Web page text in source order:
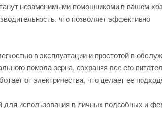
незаменимыми помощникоми в вашем
что позволяет эффективно
в эксплуатации и простотой в
помола зерна, сохраняя все его
от электричества, что делает ее
использования в личных подсобных и